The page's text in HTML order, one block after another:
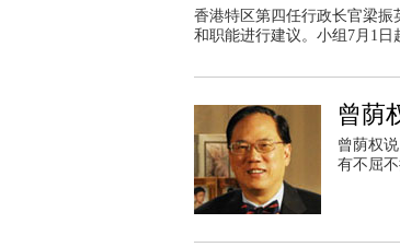
香港特区第四任行政长官梁
和职能进行建议。小组7月1日
曾荫
曾荫权
有不屈